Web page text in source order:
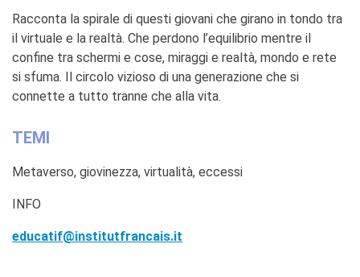
Racconta la spirale di questi giovani che girano in tondo tra
il virtuale e la realtà. Che perdono l’equilibrio mentre il
confine tra schermi e cose, miraggi e realtà, mondo e rete
si sfuma. Il circolo vizioso di una generazione che si
connette a tutto tranne che alla vita.
TEMI
Metaverso, giovinezza, virtualità, eccessi
INFO
educatif@institutfrancais.it